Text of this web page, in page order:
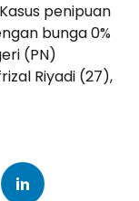
penipuan
bunga 0%
(PN)
Riyadi (27),